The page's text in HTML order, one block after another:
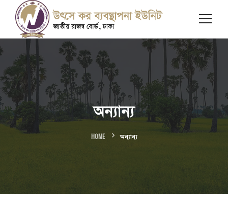
অন্যান্য
HOME অন্যান্য